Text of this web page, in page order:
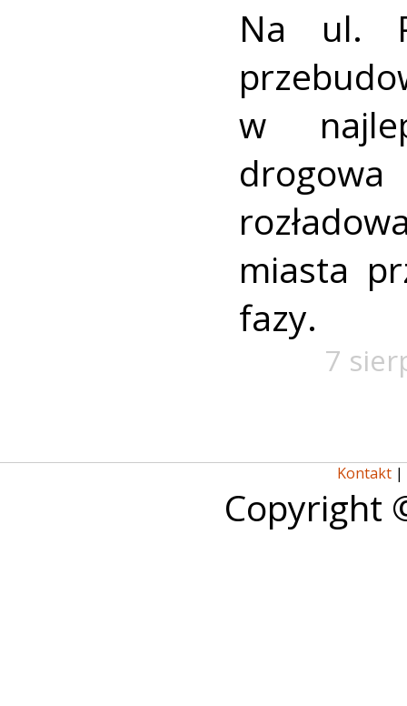
Na ul.
w
drogowa
miasta
fazy.
7
Kontakt |
Copyright